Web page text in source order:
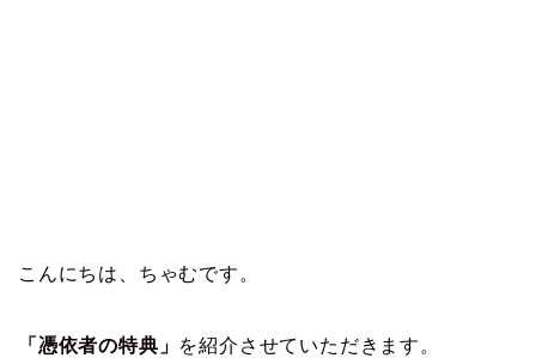
こんにちは、ちゃむです。
「憑依者の特典」 を紹介させていただきます。